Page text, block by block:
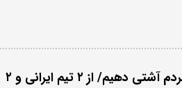
محمد قربانی: می‌خواهیم تیم ملی فوتبال را با مردم آشتی دهیم/ از ۲ تیم ایرانی و ۲